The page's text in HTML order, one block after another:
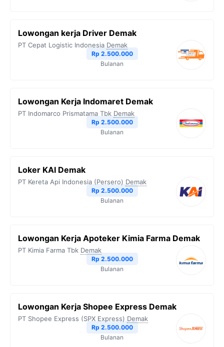
Lowongan kerja Driver Demak
PT Cepat Logistic Indonesia Demak
Rp 2.500.000
Bulanan
Lowongan Kerja Indomaret Demak
PT Indomarco Prismatama Tbk Demak
Rp 2.500.000
Bulanan
Loker KAI Demak
PT Kereta Api Indonesia (Persero) Demak
Rp 2.500.000
Bulanan
Lowongan Kerja Apoteker Kimia Farma Demak
PT Kimia Farma Tbk Demak
Rp 2.500.000
Bulanan
Lowongan Kerja Shopee Express Demak
PT Shopee Express (SPX Express) Demak
Rp 2.500.000
Bulanan